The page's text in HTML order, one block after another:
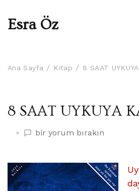
Esra Öz
Ana Sayfa Kitap 8 SAAT
8 SAAT UYKUYA
8
KARŞI
üzerine
bir yorum bırakın